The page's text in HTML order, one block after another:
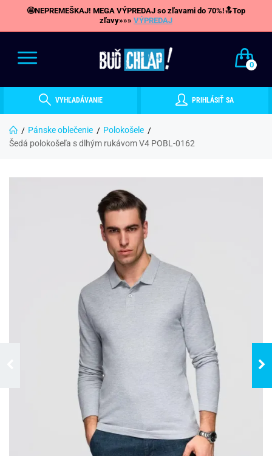
🤩NEPREMEŠKAJ! MEGA VÝPREDAJ so zľavami do 70%!🔝Top
zľavy»»» VÝPREDAJ
0
VYHĽADÁVANIE PRIHLÁSIŤ SA
Pánske oblečenie
Polokošele
Šedá polokošeľa s dlhým rukávom V4 POBL-0162